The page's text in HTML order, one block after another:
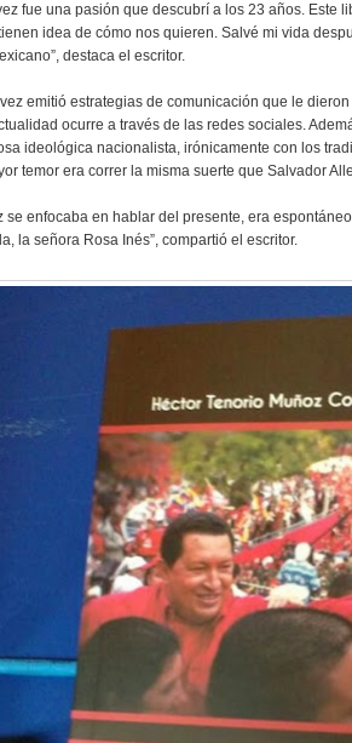
fue una pasión que descubrí a los 23 años. Este
idea de cómo nos quieren. Salvé mi vida
destaca el escritor.
emitió estrategias de comunicación que le
ocurre a través de las redes sociales.
ideológica nacionalista, irónicamente con los
temor era correr la misma suerte que Salvador
se enfocaba en hablar del presente, era
la señora Rosa Inés”, compartió el escritor.